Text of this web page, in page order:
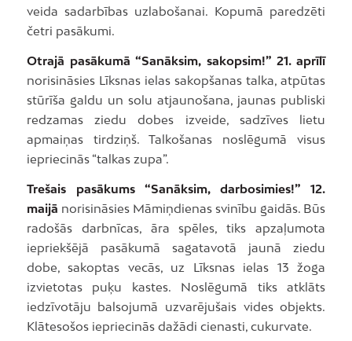
veida sadarbības uzlabošanai. Kopumā paredzēti
četri pasākumi.
Otrajā pasākumā “Sanāksim, sakopsim!” 21. aprīlī
norisināsies Līksnas ielas sakopšanas talka, atpūtas
stūrīša galdu un solu atjaunošana, jaunas publiski
redzamas ziedu dobes izveide, sadzīves lietu
apmaiņas tirdziņš. Talkošanas noslēgumā visus
iepriecinās “talkas zupa”.
Trešais pasākums “Sanāksim, darbosimies!” 12.
maijā norisināsies Māmiņdienas svinību gaidās. Būs
radošās darbnīcas, āra spēles, tiks apzaļumota
iepriekšējā pasākumā sagatavotā jaunā ziedu
dobe, sakoptas vecās, uz Līksnas ielas 13 žoga
izvietotas puķu kastes. Noslēgumā tiks atklāts
iedzīvotāju balsojumā uzvarējušais vides objekts.
Klātesošos iepriecinās dažādi cienasti, cukurvate.